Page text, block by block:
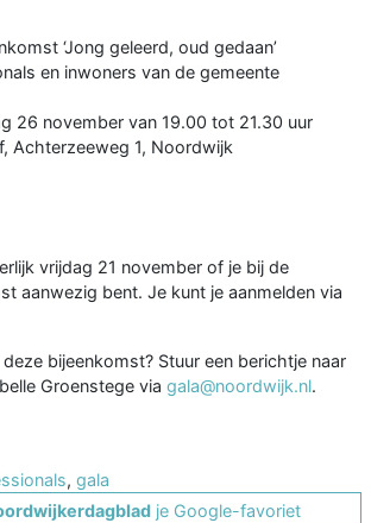
‘Jong geleerd, oud gedaan’
en inwoners van de gemeente
26 november van 19.00 tot 21.30 uur
Achterzeeweg 1, Noordwijk
vrijdag 21 november of je bij de
aanwezig bent. Je kunt je aanmelden via
bijeenkomst? Stuur een berichtje naar
Groenstege via gala@noordwijk.nl.
, gala
je Google-favoriet